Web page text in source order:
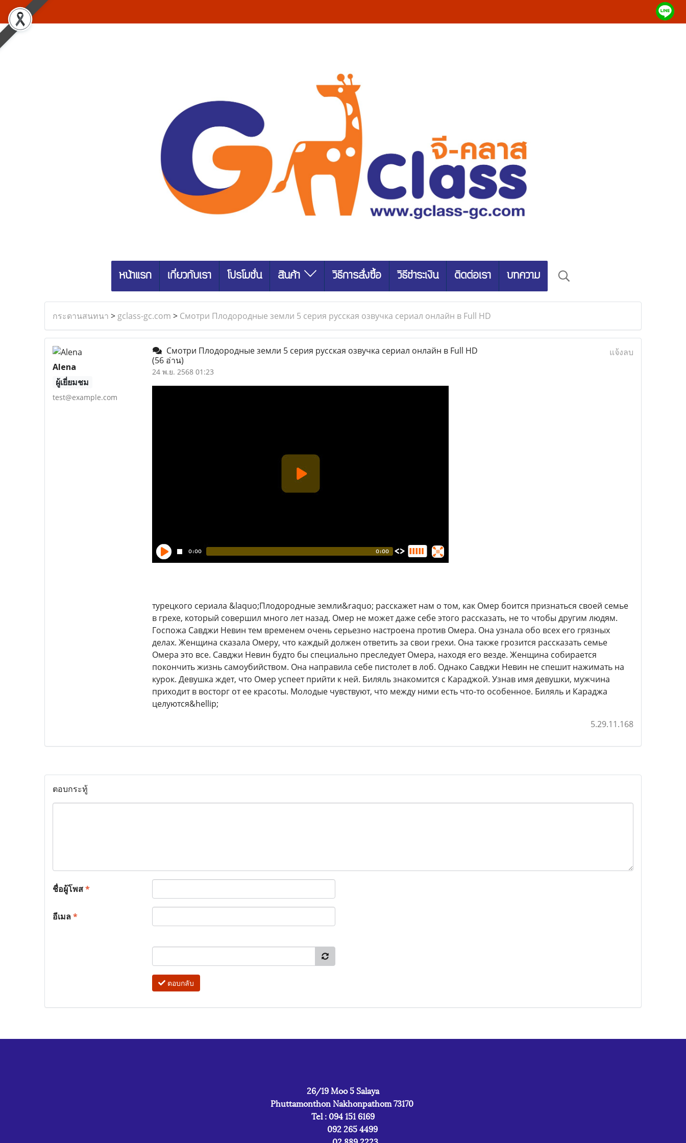
หน้าแรก เกี่ยวกับเรา โปรโมชั่น สินค้า วิธีการสั่งซื้อ วิธีชำระเงิน ติดต่อเรา บทความ
กระดานสนทนา > gclass-gc.com > Смотри Плодородные земли 5 серия русская озвучка сериал онлайн в Full HD
Alena
ผู้เยี่ยมชม
test@example.com
Смотри Плодородные земли 5 серия русская озвучка сериал онлайн в Full HD
(56 อ่าน)
24 พ.ย. 2568 01:23
แจ้งลบ
турецкого сериала &laquo;Плодородные земли&raquo; расскажет нам о том, как Омер боится признаться своей семье
в грехе, который совершил много лет назад. Омер не может даже себе этого рассказать, не то чтобы другим людям.
Госпожа Савджи Невин тем временем очень серьезно настроена против Омера. Она узнала обо всех его грязных
делах. Женщина сказала Омеру, что каждый должен ответить за свои грехи. Она также грозится рассказать семье
Омера это все. Савджи Невин будто бы специально преследует Омера, находя его везде. Женщина собирается
покончить жизнь самоубийством. Она направила себе пистолет в лоб. Однако Савджи Невин не спешит нажимать на
курок. Девушка ждет, что Омер успеет прийти к ней. Биляль знакомится с Караджой. Узнав имя девушки, мужчина
приходит в восторг от ее красоты. Молодые чувствуют, что между ними есть что-то особенное. Биляль и Караджа
целуются&hellip;
5.29.11.168
ตอบกระทู้
ชื่อผู้โพส*
อีเมล*
ตอบกลับ
26/19 Moo 5 Salaya
Phuttamonthon Nakhonpathom 73170
Tel : 094 151 6169
092 265 4499